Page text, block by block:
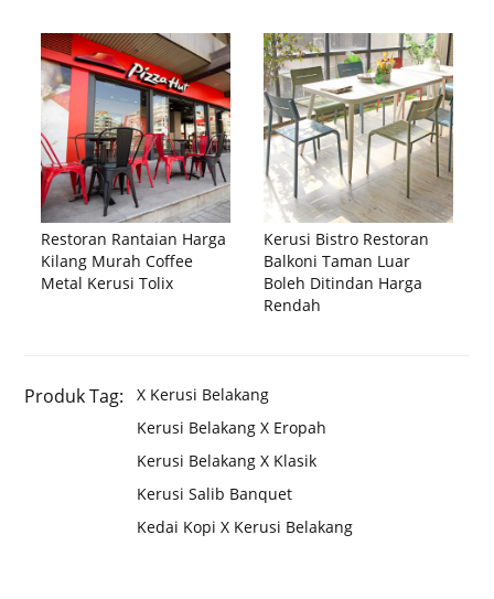
Restoran Rantaian Harga
Kilang Murah Coffee
Metal Kerusi Tolix
Kerusi Bistro Restoran
Balkoni Taman Luar
Boleh Ditindan Harga
Rendah
Produk Tag:
X Kerusi Belakang
Kerusi Belakang X Eropah
Kerusi Belakang X Klasik
Kerusi Salib Banquet
Kedai Kopi X Kerusi Belakang